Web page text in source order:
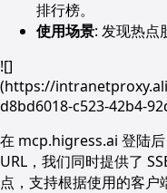
排行榜。
使用场景: 发现热点
![]
(https://
d8bd6018-c523-42b4-
在 mcp.higress.ai 登陆
URL，我们同时提供了
点，支持根据使用的客户